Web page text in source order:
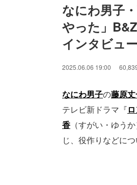
なにわ男子
やった」
インタビュー
2025.06.06 19:00
なにわ男子の藤原
テレビ新ドラマ『
香 （すがい・ゆうか
じ、役作りなどに